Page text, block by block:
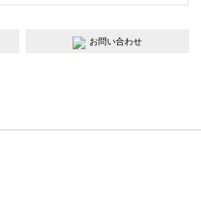
お問い合わせ